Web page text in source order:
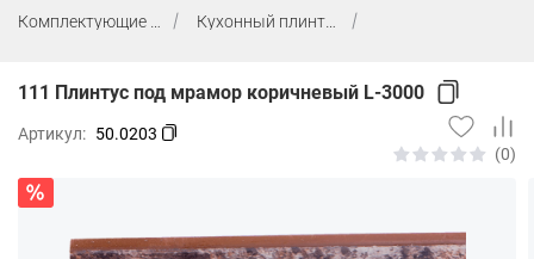
Комплектующие для кухни
Кухонный плинтус
111 Плинтус под мрамор коричневый L-3000
Артикул: 50.0203
(0)